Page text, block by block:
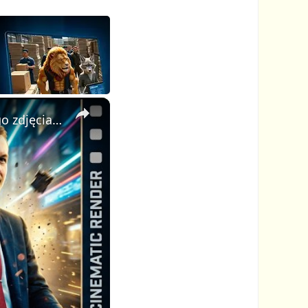
×
AI Video Generator: stwórz profesjonalne kinowe wideo z jednego zdjęcia i jednego promptu